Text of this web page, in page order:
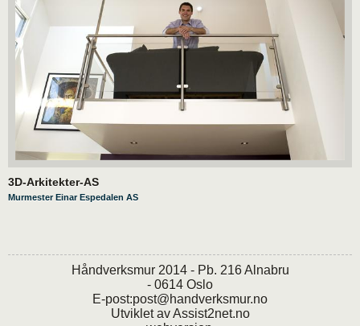
3D-Arkitekter-AS
Murmester Einar Espedalen AS
Håndverksmur 2014 - Pb. 216 Alnabru
- 0614 Oslo
E-post:post@handverksmur.no
Utviklet avAssist2net.no